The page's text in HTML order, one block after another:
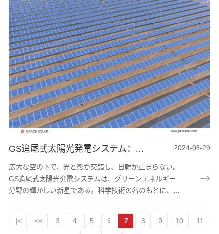
光発電業界の先鋒としてグレースソーラーは、「エネル
ギーによって生まれ、光を制御して行く」というブラン
ド精神を持ち、太陽光発電産業のグリーン発展をリード
しています。会場では世界各地から出展者やお客様が後
を絶たず、グレースソーラーの展示ブース前に足を止...
GS追尾式太陽光発電システム：光の下で科学技術の詩を書く 2024-08-29
広大な空の下で、光と影が交錯し、日輪が止まらない。
GS追尾式太陽光発電システムは、グリーンエネルギー
分野の輝かしい新星である。科学技術の名のもとに、グ
スマートに向かって、テクノロジーの波に向かっている
ここ数年来、デジタル化の波の勢いと人工知能技術の急
|< << 3 4 5 6 7 8 9 10 11